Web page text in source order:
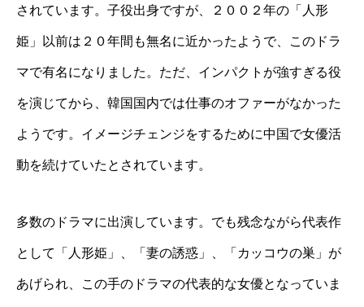
されています。子役出身ですが、２００２年の「人形
姫」以前は２０年間も無名に近かったようで、このドラ
マで有名になりました。ただ、インパクトが強すぎる役
を演じてから、韓国国内では仕事のオファーがなかった
ようです。イメージチェンジをするために中国で女優活
動を続けていたとされています。
多数のドラマに出演しています。でも残念ながら代表作
として「人形姫」、「妻の誘惑」、「カッコウの巣」が
あげられ、この手のドラマの代表的な女優となっていま